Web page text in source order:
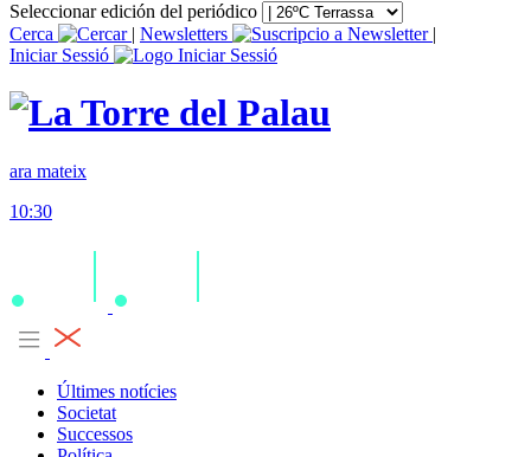
Seleccionar edición del periódico
Cerca
| Newsletters
|
Iniciar Sessió
ara mateix
10:30
Últimes notícies
Societat
Successos